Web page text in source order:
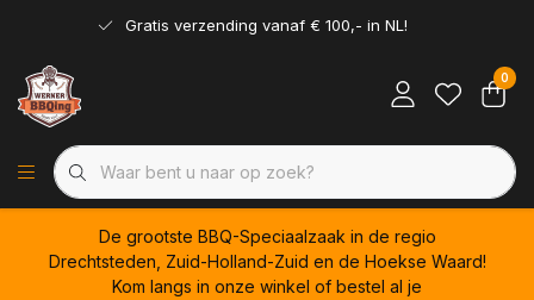
Gratis verzending vanaf € 100,- in NL!
0
De grootste BBQ-Speciaalzaak in de regio
Drechtsteden, Zuid-Holland-Zuid en de Hoekse Waard!
Kom langs in onze winkel of bestel al je